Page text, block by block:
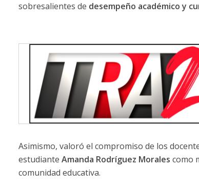
sobresalientes de desempeño académico y
Asimismo, valoró el compromiso de los
estudianteAmanda Rodríguez Morales como
comunidad educativa.